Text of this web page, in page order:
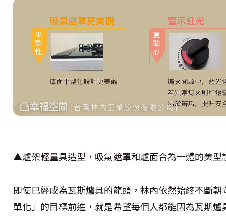
▲爐架輕量具造型，吸氣遮罩和爐面合為一體的美
即使已經成為瓦斯爐具的龍頭，林內依然始終不斷
單化」的目標前進，就是希望每個人都能因為瓦斯